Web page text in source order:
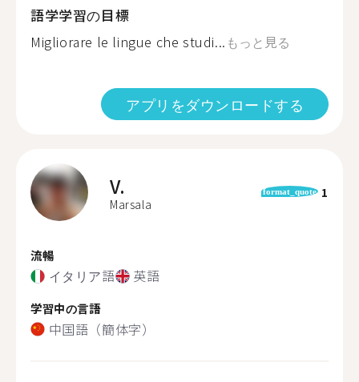
語学学習の目標
Migliorare le lingue che studi... もっと見る
アプリをダウンロードする
V.
Marsala
format_quote 1
流暢
イタリア語 英語
学習中の言語
中国語（簡体字）